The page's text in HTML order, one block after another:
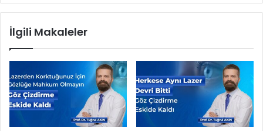
e
n
i
İlgili Makaleler